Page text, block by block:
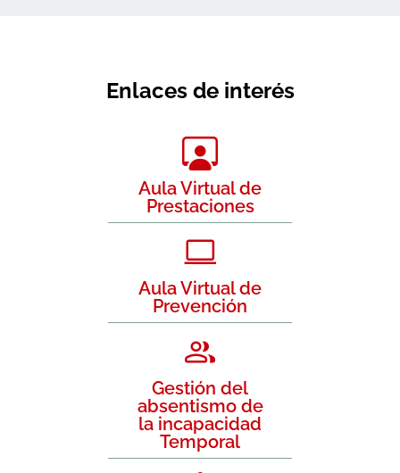
Enlaces de interés
Aula Virtual de
Prestaciones
Aula Virtual de
Prevención
Gestión del
absentismo de
la incapacidad
Temporal